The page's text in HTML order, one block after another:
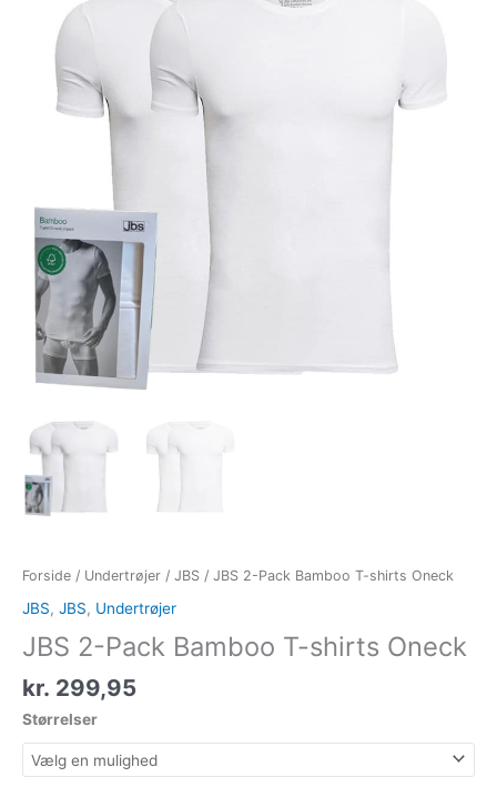
Forside / Undertrøjer / JBS / JBS 2-Pack Bamboo T-shirts Oneck
JBS, JBS, Undertrøjer
JBS 2-Pack Bamboo T-shirts Oneck
kr. 299,95
Størrelser
Bamboo
shirts
Oneck